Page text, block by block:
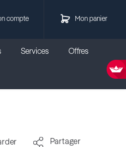
Mon panier
compte
Services Offres
Partager